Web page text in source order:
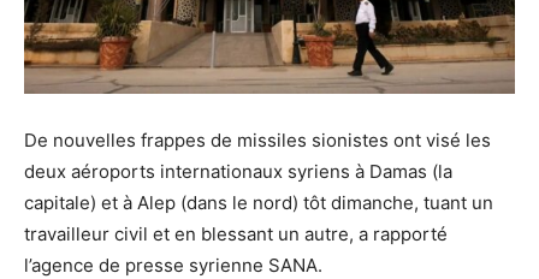
De nouvelles frappes de missiles sionistes ont visé les
deux aéroports internationaux syriens à Damas (la
capitale) et à Alep (dans le nord) tôt dimanche, tuant un
travailleur civil et en blessant un autre, a rapporté
l’agence de presse syrienne SANA.